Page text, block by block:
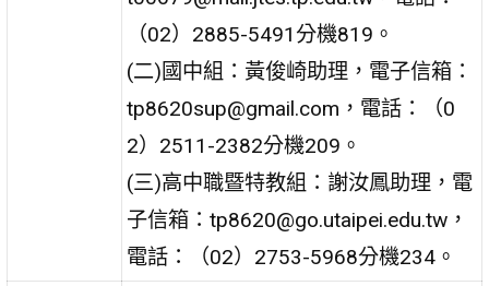
（02）2885-5491分機819。
(二)國中組：黃俊崎助理，電子信箱：
tp8620sup@gmail.com，電話：（0
2）2511-2382分機209。
(三)高中職暨特教組：謝汝鳳助理，電
子信箱：tp8620@go.utaipei.edu.tw，
電話：（02）2753-5968分機234。